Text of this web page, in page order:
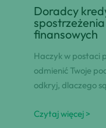
Doradcy
finansowych
Haczyk w postaci
odmienić Twoje
odkryj, dlaczego
Czytaj więcej >